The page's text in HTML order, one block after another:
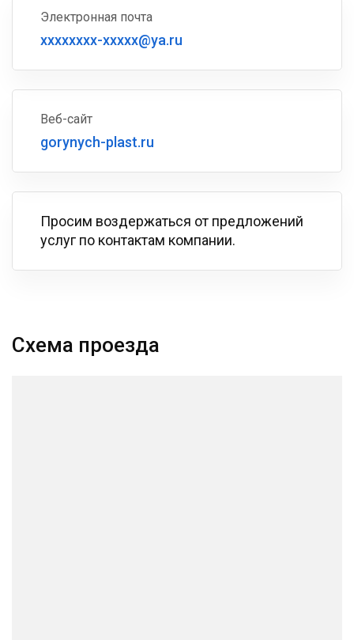
Электронная почта
xxxxxxxx-xxxxx@ya.ru
Веб-сайт
gorynych-plast.ru
Просим воздержаться от предложений
услуг по контактам компании.
Схема проезда